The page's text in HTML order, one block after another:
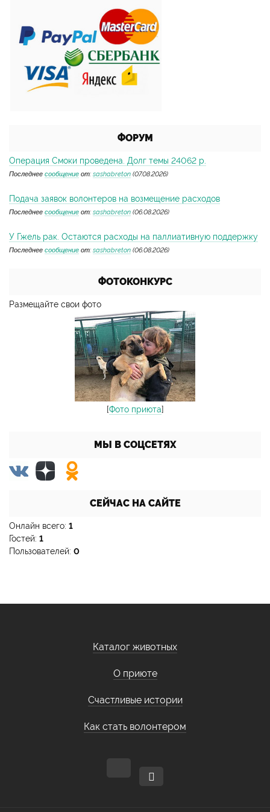
ФОРУМ
Операция Смоки проведена. Долг темы 24062 р.
Последнее сообщение от: sashabreton (07.08.2026)
Подача заявок волонтеров на возмещение расходов
Последнее сообщение от: sashabreton (06.08.2026)
У Гжель рак. Остаются расходы на паллиативную поддержку
Последнее сообщение от: sashabreton (06.08.2026)
ФОТОКОНКУРС
Размещайте свои фото
[Фото приюта]
МЫ В СОЦСЕТЯХ
СЕЙЧАС НА САЙТЕ
Онлайн всего: 1
Гостей: 1
Пользователей: 0
Каталог животных
О приюте
Счастливые истории
Как стать волонтером